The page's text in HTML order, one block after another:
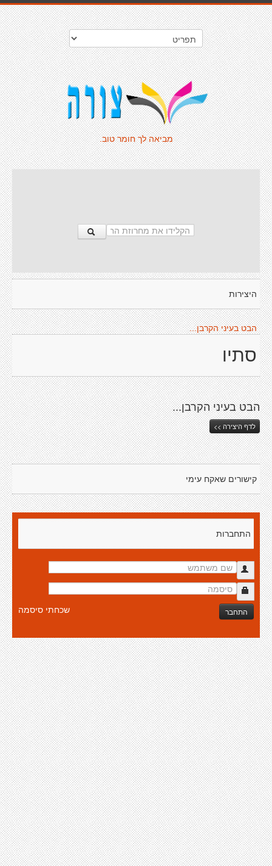
מביאה לך חומר טוב.
היצירות
הבט בעיני הקרבן...
סתיו
הבט בעיני הקרבן...
לדף היצירה >>
קישורים שאקח עימי
התחברות
התחבר שכחתי סיסמה